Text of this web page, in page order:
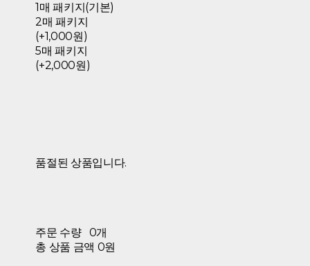
1매 패키지(기본)
2매 패키지
(+1,000원)
5매 패키지
(+2,000원)
품절된 상품입니다.
주문 수량
0개
총 상품 금액 0원